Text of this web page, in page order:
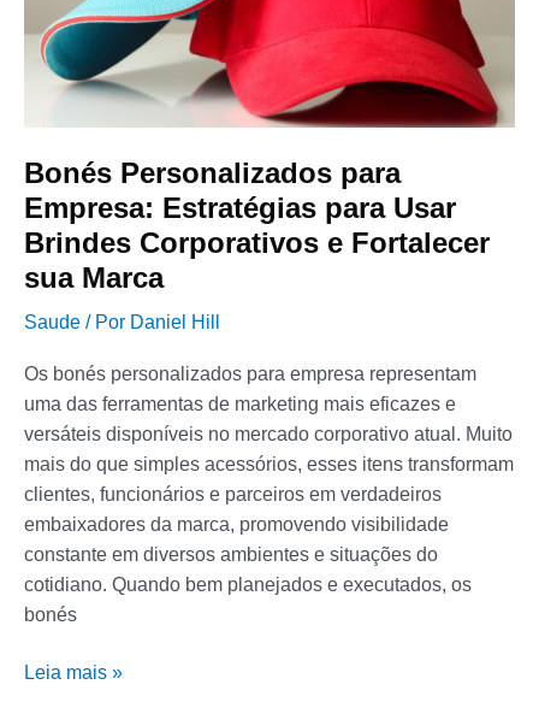
Bonés Personalizados para
Empresa: Estratégias para Usar
Brindes Corporativos e Fortalecer
sua Marca
Saude / Por Daniel Hill
Os bonés personalizados para empresa representam
uma das ferramentas de marketing mais eficazes e
versáteis disponíveis no mercado corporativo atual. Muito
mais do que simples acessórios, esses itens transformam
clientes, funcionários e parceiros em verdadeiros
embaixadores da marca, promovendo visibilidade
constante em diversos ambientes e situações do
cotidiano. Quando bem planejados e executados, os
bonés
Brindes
Corporativos
Marca
Leia mais »